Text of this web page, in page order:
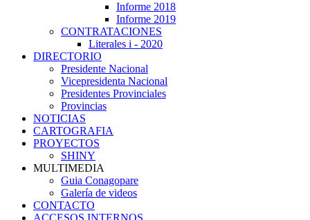
Informe 2018
Informe 2019
CONTRATACIONES
Literales i - 2020
DIRECTORIO
Presidente Nacional
Vicepresidenta Nacional
Presidentes Provinciales
Provincias
NOTICIAS
CARTOGRAFIA
PROYECTOS
SHINY
MULTIMEDIA
Guia Conagopare
Galería de videos
CONTACTO
ACCESOS INTERNOS